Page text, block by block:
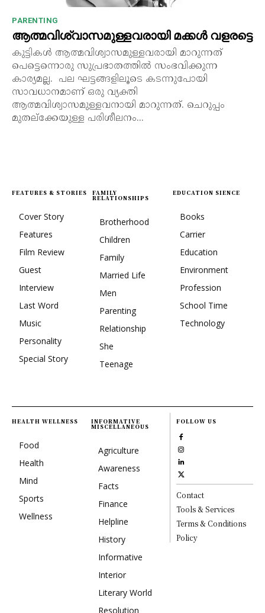
PARENTING
ആത്മവിശ്വാസമുള്ളവരായി മക്കൾ വളരട്ടെ
കുട്ടികൾ ആത്മവിശ്വാസമുള്ളവരായി മാറുന്നത്
പെട്ടെന്നൊരു സുപ്രഭാതത്തിൽ സംഭവിക്കുന്ന
കാര്യമല്ല. പല ഘട്ടങ്ങളിലൂടെ കടന്നുപോയി
സാവധാനമാണ് ഒരു വ്യക്തി
ആത്മവിശ്വാസമുള്ളവനായി മാറുന്നത്. ചെറുപ്പം
മുതല്ക്കേയുള്ള പരിശീലനം...
FEATURES & STORIES
Cover Story
Features
Film Review
Guest
Interview
Last Word
Music
Personality
Special Story
FAMILY
RELATIONSHIPS
Brotherhood
Children
Family
Married Life
Men
Parenting
Relationship
She
Teenage
EDUCATION SIENCE
Books
Carrier
Education
Environment
Profession
School Time
Technology
HEALTH WELLNESS
Food
Health
Mind
Sports
Wellness
INFORMATIVE
MISCELLANEOUS
Agriculture
Awareness
Facts
Finance
Helpline
History
Informative
Interior
Literary World
Resolution
FOLLOW US
Contact
Tools & Services
Terms & Conditions
Policy